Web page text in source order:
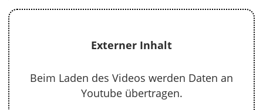
Externer Inhalt
Beim Laden des Videos werden Daten an
Youtube übertragen.